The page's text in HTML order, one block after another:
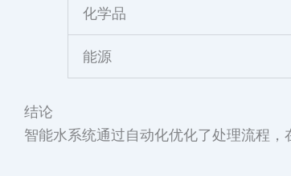
化学品
能源
结论
智能水系统通过自动化优化了处理流程，